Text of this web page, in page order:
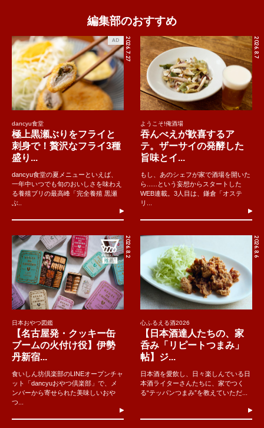
編集部のおすすめ
2026.7.27
AD
dancyu食堂
極上黒瀬ぶりをフライと
刺身で！贅沢なフライ3種
盛り...
dancyu食堂の夏メニューといえば、
一年中いつでも旬のおいしさを味わえ
る養殖ブリの最高峰「完全養殖 黒瀬
ぶ..
2026.8.7
ようこそ!俺酒場
吞んべえが歓喜するア
テ。ザーサイの発酵した
旨味とイ...
もし、あのシェフが家で酒場を開いた
ら......という妄想からスタートした
WEB連載。3人目は、鎌倉「オステ
リ...
2026.8.2
日本おやつ図鑑
【名古屋発・クッキー缶
ブームの火付け役】伊勢
丹新宿...
食いしん坊倶楽部のLINEオープンチャ
ット「dancyuおやつ倶楽部」で、メ
ンバーから寄せられた美味しいおや
つ...
2026.8.6
心ふるえる酒2026
【日本酒達人たちの、家
呑み「リピートつまみ」
帖】ジ...
日本酒を愛飲し、日々楽しんでいる日
本酒ライターさんたちに、家でつく
る“テッパンつまみ”を教えていただ...